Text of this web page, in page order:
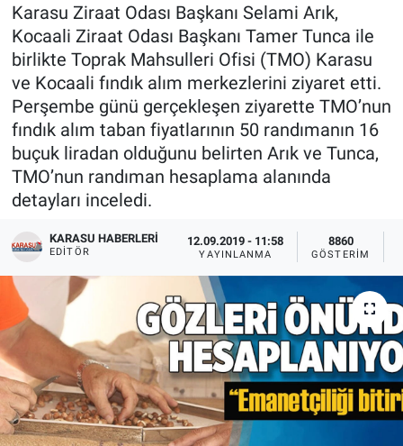
Karasu Ziraat Odası Başkanı Selami Arık,
Kocaali Ziraat Odası Başkanı Tamer Tunca ile
birlikte Toprak Mahsulleri Ofisi (TMO) Karasu
ve Kocaali fındık alım merkezlerini ziyaret etti.
Perşembe günü gerçekleşen ziyarette TMO’nun
fındık alım taban fiyatlarının 50 randımanın 16
buçuk liradan olduğunu belirten Arık ve Tunca,
TMO’nun randıman hesaplama alanında
detayları inceledi.
KARASU HABERLERI
EDITÖR
12.09.2019 - 11:58
YAYINLANMA
8860
GÖSTERIM